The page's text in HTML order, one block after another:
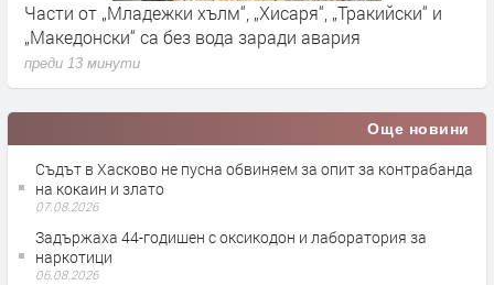
Части от „Младежки хълм“, „Хисаря“, „Тракийски“ и
„Македонски“ са без вода заради авария
преди 13 минути
Още новини
Съдът в Хасково не пусна обвиняем за опит за контрабанда
на кокаин и злато
07.08.2026
Задържаха 44-годишен с оксикодон и лаборатория за
наркотици
06.08.2026